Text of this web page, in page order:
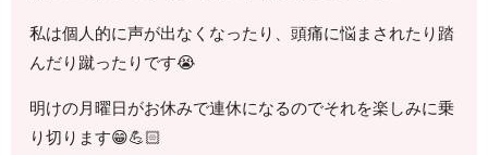
私は個人的に声が出なくなったり、頭痛に悩まされたり踏
んだり蹴ったりです😭
明けの月曜日がお休みで連休になるのでそれを楽しみに乗
り切ります😁💪🏻